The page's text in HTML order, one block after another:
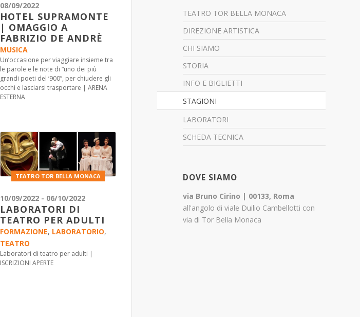
08/09/2022
HOTEL SUPRAMONTE
| OMAGGIO A
FABRIZIO DE ANDRÈ
MUSICA
Un’occasione per viaggiare insieme tra
le parole e le note di “uno dei più
grandi poeti del ‘900”, per chiudere gli
occhi e lasciarsi trasportare | ARENA
ESTERNA
TEATRO TOR BELLA MONACA
10/09/2022 - 06/10/2022
LABORATORI DI
TEATRO PER ADULTI
FORMAZIONE, LABORATORIO,
TEATRO
Laboratori di teatro per adulti |
ISCRIZIONI APERTE
TEATRO TOR BELLA MONACA
DIREZIONE ARTISTICA
CHI SIAMO
STORIA
INFO E BIGLIETTI
STAGIONI
LABORATORI
SCHEDA TECNICA
DOVE SIAMO
via Bruno Cirino | 00133, Roma
all'angolo di viale Duilio Cambellotti con
via di Tor Bella Monaca